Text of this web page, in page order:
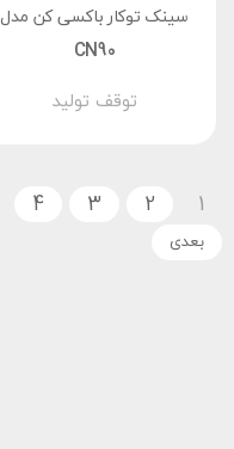
سینک توکار باکسی کن مدل
CN90
توقف تولید
1
2
3
4